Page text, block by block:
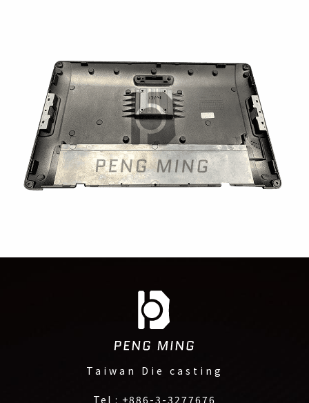
Taiwan Die casting
Tel : +886-3-3277676